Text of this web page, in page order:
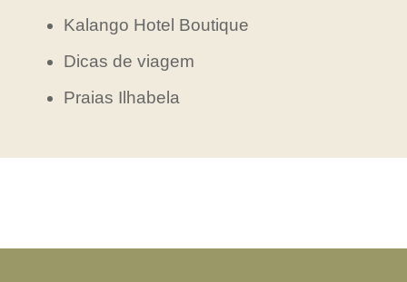
Kalango Hotel Boutique
Dicas de viagem
Praias Ilhabela